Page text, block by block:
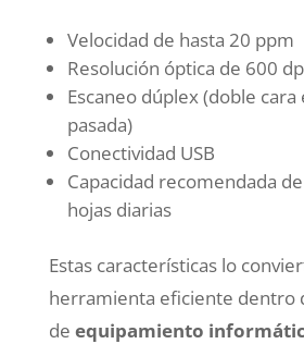
Velocidad de hasta 20 ppm
Resolución óptica de 600
Escaneo dúplex (doble cara
pasada)
Conectividad USB
Capacidad recomendada
hojas diarias
Estas características lo
herramienta eficiente dentro
de equipamiento